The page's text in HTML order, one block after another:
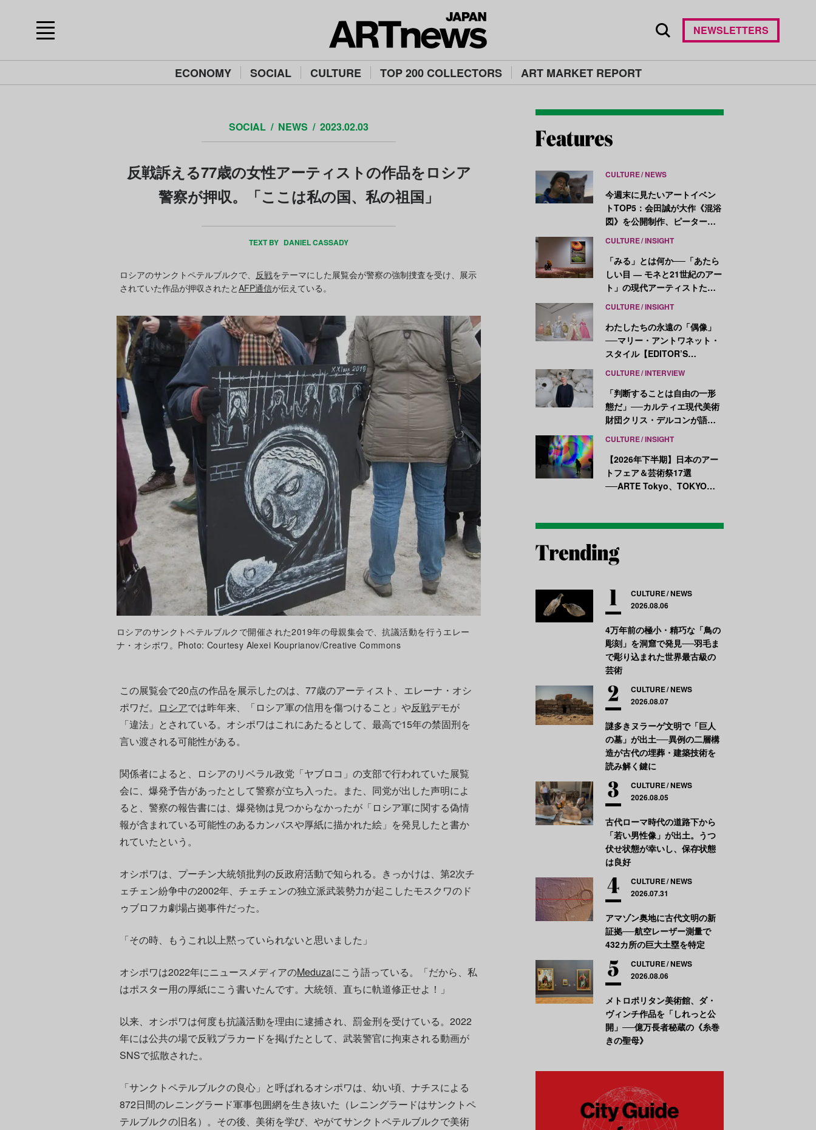
ECONOMY SOCIAL CULTURE TOP 200 COLLECTORS ART MARKET REPORT
NEWSLETTERS
SOCIAL NEWS 2023.02.03
反戦訴える77歳の女性アーティストの作品をロシア
警察が押収。「ここは私の国、私の祖国」
TEXT BY DANIEL CASSADY
ロシアのサンクトペテルブルクで、 反戦をテーマにした展覧会が警察の強制捜査を受け、展示
されていた作品が押収されたとAFP通信が伝えている。
ロシアのサンクトペテルブルクで開催された2019年の母親集会で、抗議活動を行うエレー
ナ・オシポワ。Photo: Courtesy Alexei Kouprianov/Creative Commons
この展覧会で20点の作品を展示したのは、77歳のアーティスト、エレーナ・オシ
ポワだ。
ロシアでは昨年来、「ロシア軍の信用を傷つけること」や反戦デモが
「違法」とされている。オシポワはこれにあたるとして、最高で15年の禁固刑を
言い渡される可能性がある。
関係者によると、ロシアのリベラル政党「ヤブロコ」の支部で行われていた展覧
会に、爆発予告があったとして警察が立ち入った。また、同党が出した声明によ
ると、警察の報告書には、爆発物は見つからなかったが「ロシア軍に関する偽情
報が含まれている可能性のあるカンバスや厚紙に描かれた絵」を発見したと書か
れていたという。
オシポワは、プーチン大統領批判の反政府活動で知られる。きっかけは、第2次チ
ェチェン紛争中の2002年、チェチェンの独立派武装勢力が起こしたモスクワのド
ゥブロフカ劇場占拠事件だった。
「その時、もうこれ以上黙っていられないと思いました」
オシポワは2022年にニュースメディアのMeduzaにこう語っている。「だから、私
はポスター用の厚紙にこう書いたんです。大統領、直ちに軌道修正せよ！」
以来、オシポワは何度も抗議活動を理由に逮捕され、罰金刑を受けている。2022
年には公共の場で反戦プラカードを掲げたとして、武装警官に拘束される動画が
SNSで拡散された。
「サンクトペテルブルクの良心」と呼ばれるオシポワは、幼い頃、ナチスによる
872日間のレニングラード軍事包囲網を生き抜いた（レニングラードはサンクトペ
テルブルクの旧名）。その後、美術を学び、やがてサンクトペテルブルクで美術
CULTURE NEWS
今週末に見たいアートイベン
トTOP5：会田誠が大作《混浴
図》を公開制作、ピーター・
CULTURE INSIGHT
「みる」とは何か──「あたら
しい目 ― モネと21世紀のアー
ト」の現代アーティストたち
CULTURE INSIGHT
わたしたちの永遠の「偶像」
──マリー・アントワネット・
スタイル【EDITOR’S
CULTURE INTERVIEW
「判断することは自由の一形
態だ」──カルティエ現代美術
財団クリス・デルコンが語
CULTURE INSIGHT
【2026年下半期】日本のアー
トフェア＆芸術祭17選
──ARTE Tokyo、TOKYO
CULTURE NEWS
2026.08.06
4万年前の極小・精巧な「鳥の
彫刻」を洞窟で発見──羽毛ま
で彫り込まれた世界最古級の
芸術
CULTURE NEWS
2026.08.07
謎多きヌラーゲ文明で「巨人
の墓」が出土──異例の二層構
造が古代の埋葬・建築技術を
読み解く鍵に
CULTURE NEWS
2026.08.05
古代ローマ時代の道路下から
「若い男性像」が出土。うつ
伏せ状態が幸いし、保存状態
は良好
CULTURE NEWS
2026.07.31
アマゾン奥地に古代文明の新
証拠──航空レーザー測量で
432カ所の巨大土塁を特定
CULTURE NEWS
2026.08.06
メトロポリタン美術館、ダ・
ヴィンチ作品を「しれっと公
開」──億万長者秘蔵の《糸巻
きの聖母》